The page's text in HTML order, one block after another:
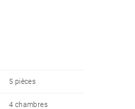
5 pièces
4 chambres